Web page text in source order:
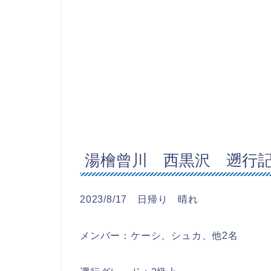
湯檜曾川 西黒沢 遡行
2023/8/17 日帰り 晴れ
メンバー：ケーシ、シュカ、他2名